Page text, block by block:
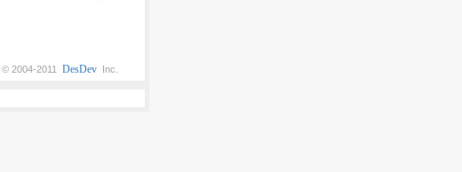
© 2004-2011 DesDev Inc.